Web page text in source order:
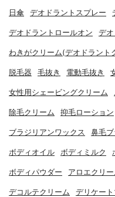
日傘 デオドラントスプレー
デオドラントロールオン デ
わきがクリーム(デオドラント
脱毛器 毛抜き 電動毛抜き
女性用シェービングクリーム
除毛クリーム 抑毛ローション
ブラジリアンワックス 鼻毛
ボディオイル ボディミルク
ボディパウダー アロエクリー
デコルテクリーム デリケー